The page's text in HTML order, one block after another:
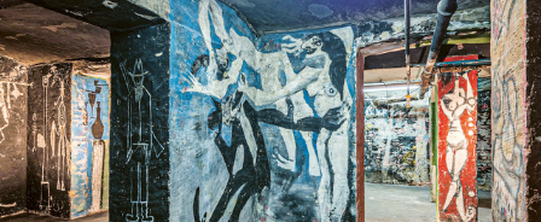
Stellenangebote Newsletter Presse
Nachhaltigkeit Kontakt
Digitale Sammlungen Exil-Archive